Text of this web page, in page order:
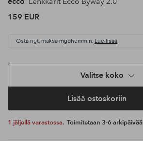
159 EUR
Osta nyt, maksa myöhemmin. Lue lisää
Valitse koko
Lisää ostoskoriin
1 jäljellä varastossa. Toimitetaan 3-6 arkipäivää